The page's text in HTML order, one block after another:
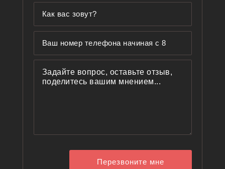
Перезвоните мне